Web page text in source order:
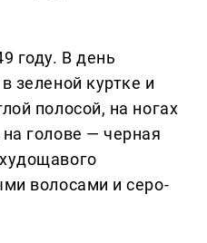
году. В день
зеленой куртке и
полосой, на ногах
голове — черная
волосами и серо-